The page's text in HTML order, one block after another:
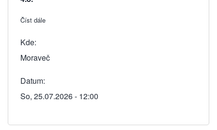
Číst dále
Kde
Moraveč
Datum
So, 25.07.2026 - 12:00